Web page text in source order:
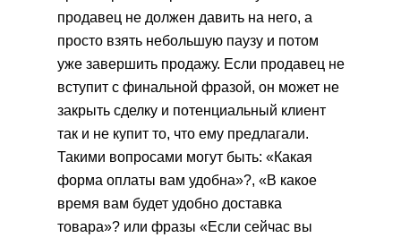
продавец не должен давить на него, а
просто взять небольшую паузу и потом
уже завершить продажу. Если продавец не
вступит с финальной фразой, он может не
закрыть сделку и потенциальный клиент
так и не купит то, что ему предлагали.
Такими вопросами могут быть: «Какая
форма оплаты вам удобна»?, «В какое
время вам будет удобно доставка
товара»? или фразы «Если сейчас вы